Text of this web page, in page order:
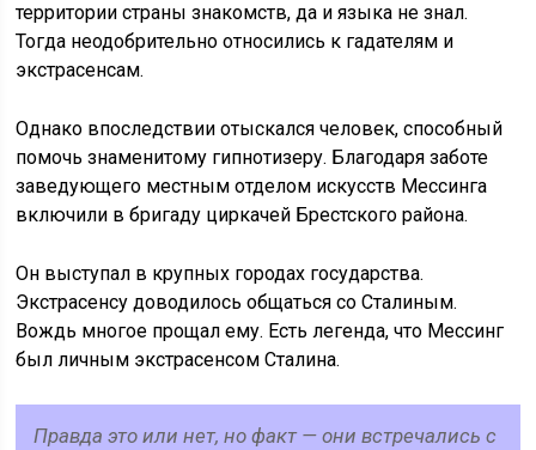
территории страны знакомств, да и языка не знал.
Тогда неодобрительно относились к гадателям и
экстрасенсам.
Однако впоследствии отыскался человек, способный
помочь знаменитому гипнотизеру. Благодаря заботе
заведующего местным отделом искусств Мессинга
включили в бригаду циркачей Брестского района.
Он выступал в крупных городах государства.
Экстрасенсу доводилось общаться со Сталиным.
Вождь многое прощал ему. Есть легенда, что Мессинг
был личным экстрасенсом Сталина.
Правда это или нет, но факт — они встречались с